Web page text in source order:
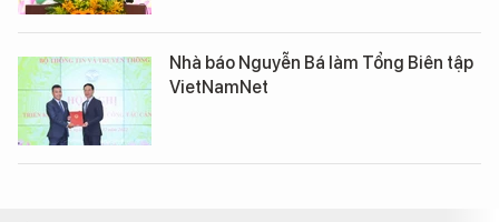
Nhà báo Nguyễn Bá làm Tổng Biên tập
VietNamNet